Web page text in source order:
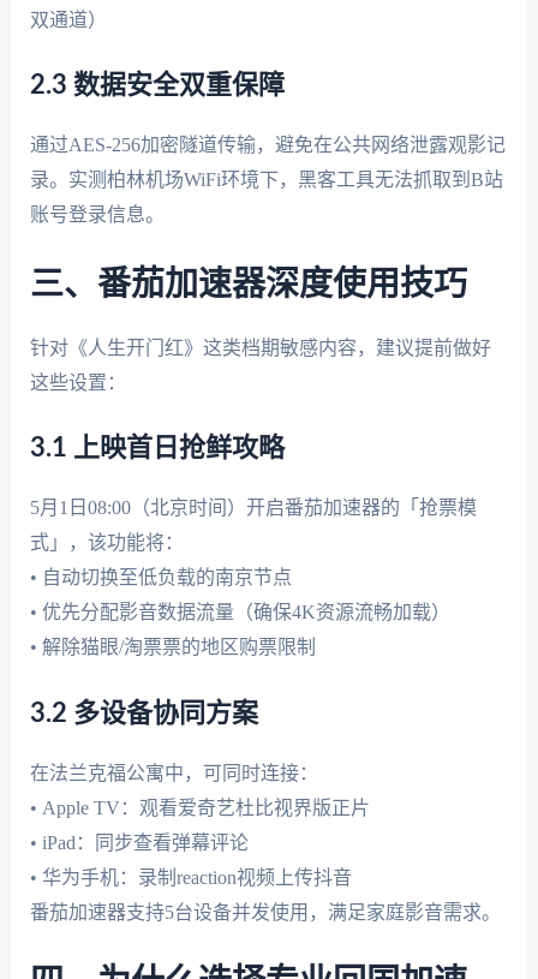
双通道）
2.3 数据安全双重保障
通过AES-256加密隧道传输，避免在公共网络泄露观影记
录。实测柏林机场WiFi环境下，黑客工具无法抓取到B站
账号登录信息。
三、番茄加速器深度使用技巧
针对《人生开门红》这类档期敏感内容，建议提前做好
这些设置：
3.1 上映首日抢鲜攻略
5月1日08:00（北京时间）开启番茄加速器的「抢票模
式」，该功能将：
• 自动切换至低负载的南京节点
• 优先分配影音数据流量（确保4K资源流畅加载）
• 解除猫眼/淘票票的地区购票限制
3.2 多设备协同方案
在法兰克福公寓中，可同时连接：
• Apple TV：观看爱奇艺杜比视界版正片
• iPad：同步查看弹幕评论
• 华为手机：录制reaction视频上传抖音
番茄加速器支持5台设备并发使用，满足家庭影音需求。